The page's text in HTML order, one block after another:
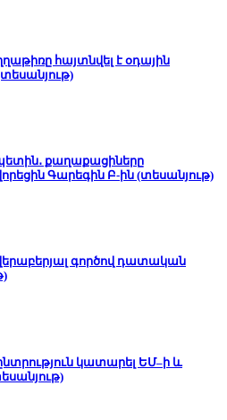
հայտնվել է օդային
քաղաքացիները
Գարեգին Բ-ին (տեսանյութ)
գործով դատական
կատարել ԵՄ–ի և